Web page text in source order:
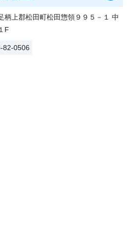
柄上郡松田町松田惣領９９５－１ 中
F
82-0506